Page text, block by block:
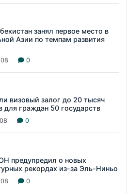
занял первое место в
Азии по темпам развития
0
визовый залог до 20 тысяч
для граждан 50 государств
0
предупредил о новых
рекордах из-за Эль-Ниньо
0